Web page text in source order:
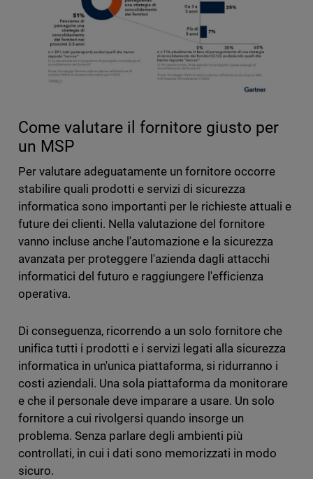
Come valutare il fornitore giusto per
un MSP
Per valutare adeguatamente un fornitore occorre
stabilire quali prodotti e servizi di sicurezza
informatica sono importanti per le richieste attuali e
future dei clienti. Nella valutazione del fornitore
vanno incluse anche l'automazione e la sicurezza
avanzata per proteggere l'azienda dagli attacchi
informatici del futuro e raggiungere l'efficienza
operativa.
Di conseguenza, ricorrendo a un solo fornitore che
unifica tutti i prodotti e i servizi legati alla sicurezza
informatica in un'unica piattaforma, si ridurranno i
costi aziendali. Una sola piattaforma da monitorare
e che il personale deve imparare a usare. Un solo
fornitore a cui rivolgersi quando insorge un
problema. Senza parlare degli ambienti più
controllati, in cui i dati sono memorizzati in modo
sicuro.